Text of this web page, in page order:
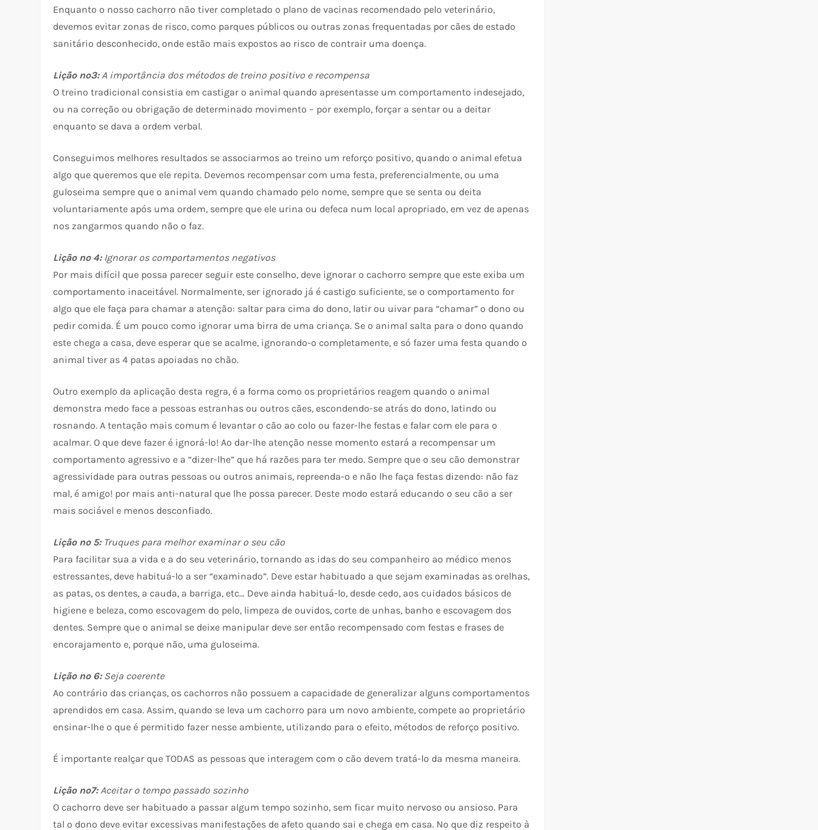
Enquanto o nosso cachorro não tiver completado o plano de vacinas recomendado pelo veterinário,
devemos evitar zonas de risco, como parques públicos ou outras zonas frequentadas por cães de estado
sanitário desconhecido, onde estão mais expostos ao risco de contrair uma doença.
Lição nº3:A importância dos métodos de treino positivo e recompensa
O treino tradicional consistia em castigar o animal quando apresentasse um comportamento indesejado,
ou na correção ou obrigação de determinado movimento – por exemplo, forçar a sentar ou a deitar
enquanto se dava a ordem verbal.
Conseguimos melhores resultados se associarmos ao treino um reforço positivo, quando o animal efetua
algo que queremos que ele repita. Devemos recompensar com uma festa, preferencialmente, ou uma
guloseima sempre que o animal vem quando chamado pelo nome, sempre que se senta ou deita
voluntariamente após uma ordem, sempre que ele urina ou defeca num local apropriado, em vez de apenas
nos zangarmos quando não o faz.
Lição nº 4:Ignorar os comportamentos negativos
Por mais difícil que possa parecer seguir este conselho, deve ignorar o cachorro sempre que este exiba um
comportamento inaceitável. Normalmente, ser ignorado já é castigo suficiente, se o comportamento for
algo que ele faça para chamar a atenção: saltar para cima do dono, latir ou uivar para “chamar” o dono ou
pedir comida. É um pouco como ignorar uma birra de uma criança. Se o animal salta para o dono quando
este chega a casa, deve esperar que se acalme, ignorando-o completamente, e só fazer uma festa quando o
animal tiver as 4 patas apoiadas no chão.
Outro exemplo da aplicação desta regra, é a forma como os proprietários reagem quando o animal
demonstra medo face a pessoas estranhas ou outros cães, escondendo-se atrás do dono, latindo ou
rosnando. A tentação mais comum é levantar o cão ao colo ou fazer-lhe festas e falar com ele para o
acalmar. O que deve fazer é ignorá-lo! Ao dar-lhe atenção nesse momento estará a recompensar um
comportamento agressivo e a “dizer-lhe” que há razões para ter medo. Sempre que o seu cão demonstrar
agressividade para outras pessoas ou outros animais, repreenda-o e não lhe faça festas dizendo: não faz
mal, é amigo! por mais anti-natural que lhe possa parecer. Deste modo estará educando o seu cão a ser
mais sociável e menos desconfiado.
Lição nº 5:Truques para melhor examinar o seu cão
Para facilitar sua a vida e a do seu veterinário, tornando as idas do seu companheiro ao médico menos
estressantes, deve habituá-lo a ser “examinado”. Deve estar habituado a que sejam examinadas as orelhas,
as patas, os dentes, a cauda, a barriga, etc… Deve ainda habituá-lo, desde cedo, aos cuidados básicos de
higiene e beleza, como escovagem do pelo, limpeza de ouvidos, corte de unhas, banho e escovagem dos
dentes. Sempre que o animal se deixe manipular deve ser então recompensado com festas e frases de
encorajamento e, porque não, uma guloseima.
Lição nº 6:Seja coerente
Ao contrário das crianças, os cachorros não possuem a capacidade de generalizar alguns comportamentos
aprendidos em casa. Assim, quando se leva um cachorro para um novo ambiente, compete ao proprietário
ensinar-lhe o que é permitido fazer nesse ambiente, utilizando para o efeito, métodos de reforço positivo.
É importante realçar que TODAS as pessoas que interagem com o cão devem tratá-lo da mesma maneira.
Lição nº7:Aceitar o tempo passado sozinho
O cachorro deve ser habituado a passar algum tempo sozinho, sem ficar muito nervoso ou ansioso. Para
tal o dono deve evitar excessivas manifestações de afeto quando sai e chega em casa. No que diz respeito à